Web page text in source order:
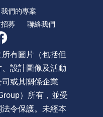
我們的專案
募 聯絡我們
有圖片（包括但
設計圖像及活動
或其關係企業
）所有，並受
令保護。未經本